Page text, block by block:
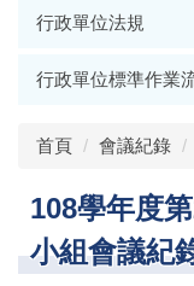
行政單位法規
行政單位標準作業
首頁 會議紀錄
108學年度
小組會議紀